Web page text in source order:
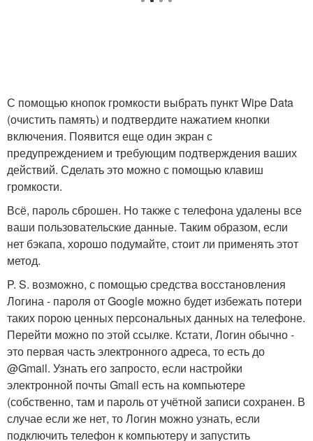
С помощью кнопок громкости выбрать пункт Wipe Data
(очистить память) и подтвердите нажатием кнопки
включения. Появится еще один экран с
предупреждением и требующим подтверждения ваших
действий. Сделать это можно с помощью клавиш
громкости.
Всё, пароль сброшен. Но также с телефона удалены все
ваши пользовательские данные. Таким образом, если
нет бэкапа, хорошо подумайте, стоит ли применять этот
метод.
P. S. возможно, с помощью средства восстановления
Логина - пароля от Google можно будет избежать потери
таких порою ценных персональных данных на телефоне.
Перейти можно по этой ссылке. Кстати, Логин обычно -
это первая часть электронного адреса, то есть до
@Gmail. Узнать его запросто, если настройки
электронной почты Gmail есть на компьютере
(собственно, там и пароль от учётной записи сохранен. В
случае если же нет, то Логин можно узнать, если
подключить телефон к компьютеру и запустить